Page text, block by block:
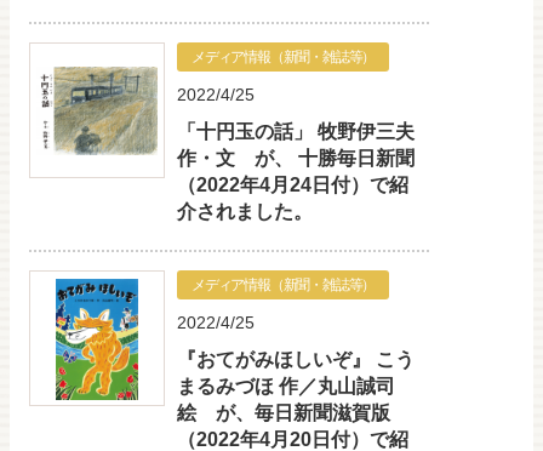
メディア情報（新聞・雑誌等）
2022/4/25
「十円玉の話」 牧野伊三夫
作・文 が、 十勝毎日新聞
（2022年4月24日付）で紹
介されました。
メディア情報（新聞・雑誌等）
2022/4/25
『おてがみほしいぞ』 こう
まるみづほ 作／丸山誠司
絵 が、毎日新聞滋賀版
（2022年4月20日付）で紹